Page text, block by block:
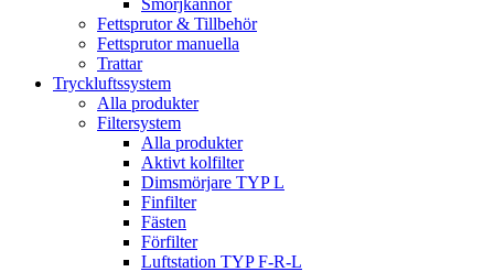
Smörjkannor
Fettsprutor & Tillbehör
Fettsprutor manuella
Trattar
Tryckluftssystem
Alla produkter
Filtersystem
Alla produkter
Aktivt kolfilter
Dimsmörjare TYP L
Finfilter
Fästen
Förfilter
Luftstation TYP F-R-L